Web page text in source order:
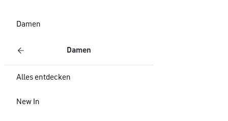
Damen
Damen
Alles entdecken
New In